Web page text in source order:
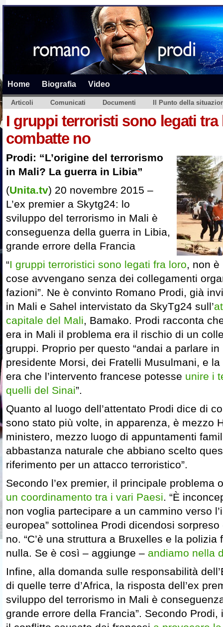
Home Biografia Video
Articoli Comunicati Documenti Il Punto della
I gruppi terroristi sono legati
combatte no
Prodi: “L’origine del terrorismo
in Mali? La guerra in Libia”
(Unita.tv) 20 novembre 2015 –
L’ex premier a Skytg24: lo
sviluppo del terrorismo in Mali è
conseguenza della guerra in Libia,
grande errore della Francia
“I gruppi terroristici sono legati fra loro, non
cose avvengano senza dei collegamenti
fazioni”. Ne è convinto Romano Prodi, già
in Mali e Sahel intervistato da SkyTg24 sull’
capitale del Mali, Bamako. Prodi racconta
era in Mali il problema era il rischio di un
gruppi. Proprio per questo “andai a parlare in
presidente Morsi, dei Fratelli Musulmani, e
era che l’intervento francese potesse unire i
quelli del Sinai”.
Quanto al luogo dell’attentato Prodi dice di
sono stato più volte, in apparenza, è mezzo
ministero, mezzo luogo di appuntamenti
abbastanza naturale che abbiano scelto
riferimento per un attacco terroristico”.
Secondo l’ex premier, il principale problema
un coordinamento tra i vari Paesi. “È
non voglia partecipare a un cammino verso
europea” sottolinea Prodi dicendosi
no. “C’è una struttura a Bruxelles e la
nulla. Se è così – aggiunge – andiamo nella
Infine, alla domanda sulle responsabilità
di quelle terre d’Africa, la risposta dell’ex
sviluppo del terrorismo in Mali è
grande errore della Francia”. Secondo